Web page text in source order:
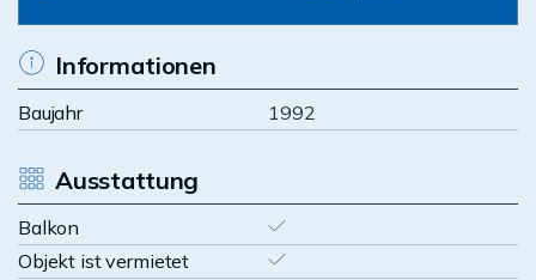
Informationen
Baujahr 1992
Ausstattung
Balkon
Objekt ist vermietet